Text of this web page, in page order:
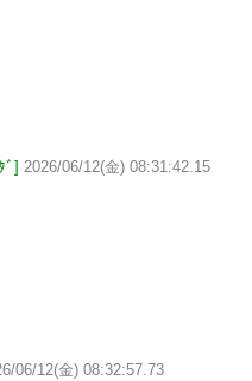
ﾞ] 2026/06/12(金) 08:31:42.15
06/12(金) 08:32:57.73